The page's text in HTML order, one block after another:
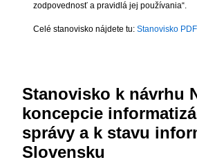
zodpovednosť a pravidlá jej používania“.
Celé stanovisko nájdete tu: Stanovisko PDF
Stanovisko k návrhu
koncepcie
správy a k stavu
Slovensku